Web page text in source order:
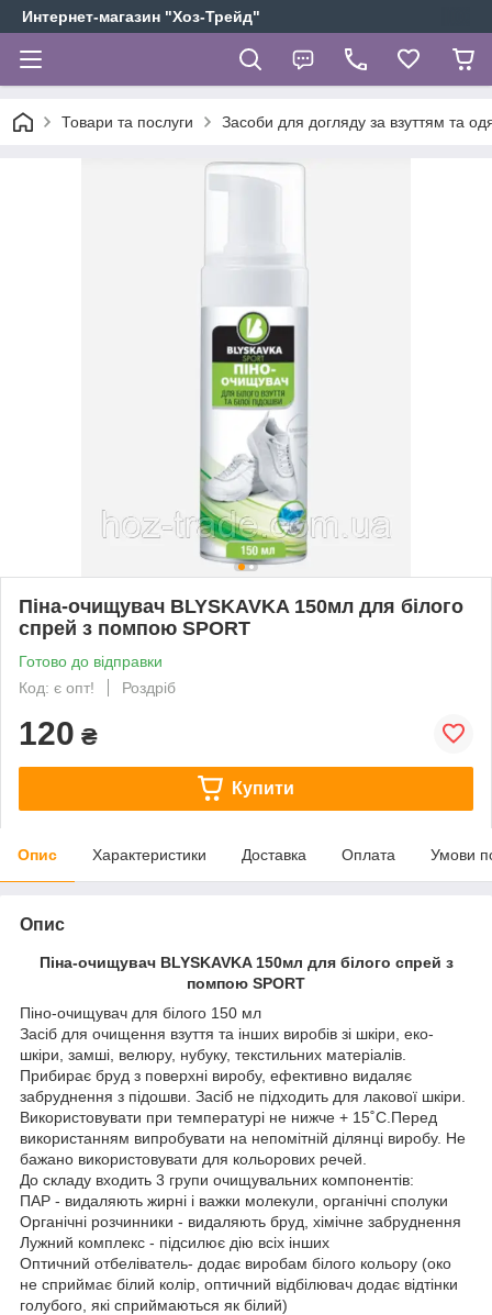
Интернет-магазин "Хоз-Трейд"
Товари та послуги Засоби для догляду за взуттям та
Піна-очищувач BLYSKAVKA 150мл для білого
спрей з помпою SPORT
Готово до відправки
Код: є опт!
Роздріб
120 ₴
Купити
Опис Характеристики Доставка Оплата Умови
Опис
Піна-очищувач BLYSKAVKA 150мл для білого спрей з
помпою SPORT
Піно-очищувач для білого 150 мл
Засіб для очищення взуття та інших виробів зі шкіри, еко-
шкіри, замші, велюру, нубуку, текстильних матеріалів.
Прибирає бруд з поверхні виробу, ефективно видаляє
забруднення з підошви. Засіб не підходить для лакової шкіри.
Використовувати при температурі не нижче + 15˚С.Перед
використанням випробувати на непомітній ділянці виробу. Не
бажано використовувати для кольорових речей.
До складу входить 3 групи очищувальних компонентів:
ПАР - видаляють жирні і важки молекули, органічні сполуки
Органічні розчинники - видаляють бруд, хімічне забруднення
Лужний комплекс - підсилює дію всіх інших
Оптичний отбеліватель- додає виробам білого кольору (око
не сприймає білий колір, оптичний відбілювач додає відтінки
голубого, які сприймаються як білий)